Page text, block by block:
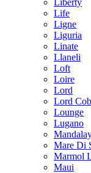
Liberty
Life
Ligne
Liguria
Linate
Llaneli
Loft
Loire
Lord
Lord
Lounge
Lugano
Mare Di
Marmol
Maui